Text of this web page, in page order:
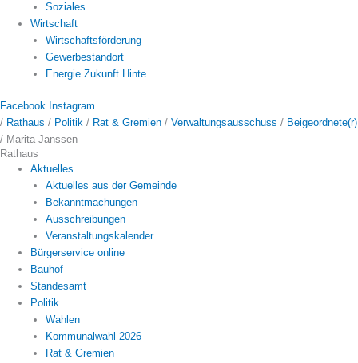
Soziales
Wirtschaft
Wirtschaftsförderung
Gewerbestandort
Energie Zukunft Hinte
Facebook Instagram
/ Rathaus / Politik / Rat & Gremien / Verwaltungsausschuss / Beigeordnete(r)
/ Marita Janssen
Rathaus
Aktuelles
Aktuelles aus der Gemeinde
Bekanntmachungen
Ausschreibungen
Veranstaltungskalender
Bürgerservice online
Bauhof
Standesamt
Politik
Wahlen
Kommunalwahl 2026
Rat & Gremien